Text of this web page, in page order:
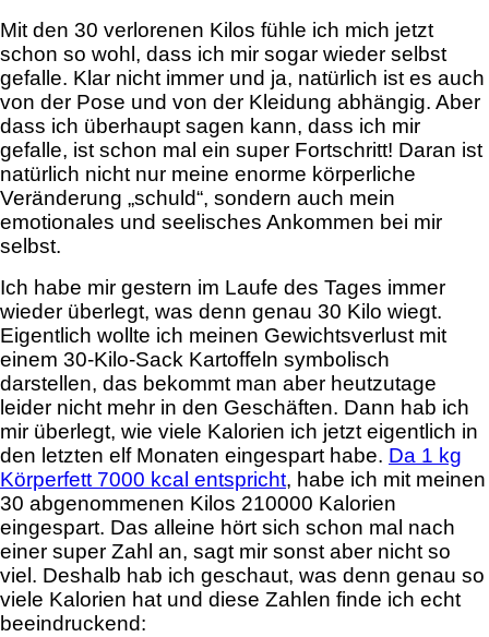
Mit den 30 verlorenen Kilos fühle ich mich jetzt
schon so wohl, dass ich mir sogar wieder selbst
gefalle. Klar nicht immer und ja, natürlich ist es auch
von der Pose und von der Kleidung abhängig. Aber
dass ich überhaupt sagen kann, dass ich mir
gefalle, ist schon mal ein super Fortschritt! Daran ist
natürlich nicht nur meine enorme körperliche
Veränderung „schuld“, sondern auch mein
emotionales und seelisches Ankommen bei mir
selbst.
Ich habe mir gestern im Laufe des Tages immer
wieder überlegt, was denn genau 30 Kilo wiegt.
Eigentlich wollte ich meinen Gewichtsverlust mit
einem 30-Kilo-Sack Kartoffeln symbolisch
darstellen, das bekommt man aber heutzutage
leider nicht mehr in den Geschäften. Dann hab ich
mir überlegt, wie viele Kalorien ich jetzt eigentlich in
den letzten elf Monaten eingespart habe. Da 1 kg
Körperfett 7000 kcal entspricht, habe ich mit meinen
30 abgenommenen Kilos 210000 Kalorien
eingespart. Das alleine hört sich schon mal nach
einer super Zahl an, sagt mir sonst aber nicht so
viel. Deshalb hab ich geschaut, was denn genau so
viele Kalorien hat und diese Zahlen finde ich echt
beeindruckend: